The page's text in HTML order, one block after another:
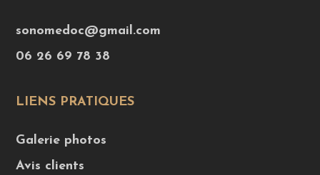
sonomedoc@gmail.com
06 26 69 78 38
LIENS PRATIQUES
Galerie photos
Avis clients